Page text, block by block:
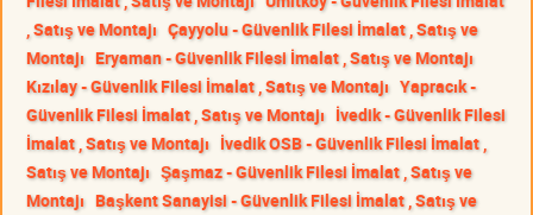
, Satış ve Montajı Çayyolu - Güvenlik Filesi İmalat , Satış ve
Montajı Eryaman - Güvenlik Filesi İmalat , Satış ve Montajı
Kızılay - Güvenlik Filesi İmalat , Satış ve Montajı Yapracık -
Güvenlik Filesi İmalat , Satış ve Montajı İvedik - Güvenlik Filesi
İmalat , Satış ve Montajı İvedik OSB - Güvenlik Filesi İmalat ,
Satış ve Montajı Şaşmaz - Güvenlik Filesi İmalat , Satış ve
Montajı Başkent Sanayisi - Güvenlik Filesi İmalat , Satış ve